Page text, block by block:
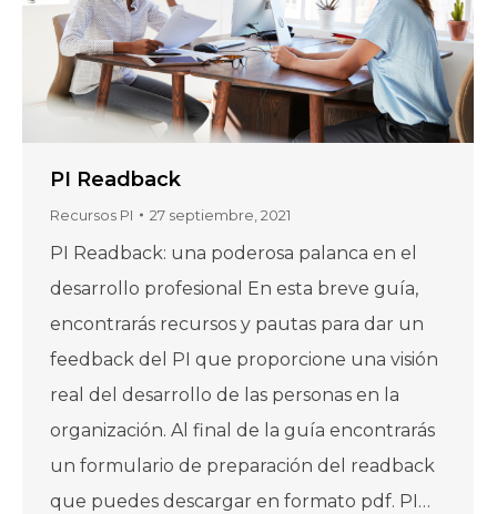
PI Readback
Recursos PI 27 septiembre, 2021
PI Readback: una poderosa palanca en el
desarrollo profesional En esta breve guía,
encontrarás recursos y pautas para dar un
feedback del PI que proporcione una visión
real del desarrollo de las personas en la
organización. Al final de la guía encontrarás
un formulario de preparación del readback
que puedes descargar en formato pdf. PI…